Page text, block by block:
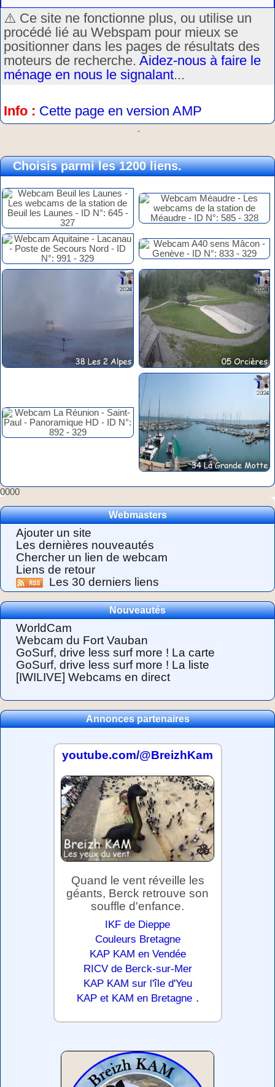
⚠️ Ce site ne fonctionne plus, ou utilise un
procédé lié au Webspam pour mieux se
positionner dans les pages de résultats des
moteurs de recherche. Aidez-nous à faire le
ménage en nous le signalant...
Info : Cette page en version AMP
.
Choisis parmi les 1200 liens.
0000
Webmasters
Ajouter un site
Les dernières nouveautés
Chercher un lien de webcam
Liens de retour
Les 30 derniers liens
Nouveautés
WorldCam
Webcam du Fort Vauban
GoSurf, drive less surf more ! La carte
GoSurf, drive less surf more ! La liste
[IWILIVE] Webcams en direct
Annonces partenaires
youtube.com/@BreizhKam
Quand le vent réveille les
géants, Berck retrouve son
souffle d'enfance.
IKF de Dieppe
Couleurs Bretagne
KAP KAM en Vendée
RICV de Berck-sur-Mer
KAP KAM sur l'île d'Yeu
KAP et KAM en Bretagne .